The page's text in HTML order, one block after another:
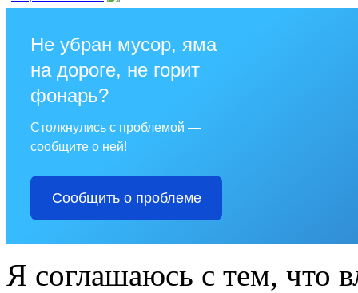
Не убран мусор, яма
на дороге, не горит
фонарь?
Столкнулись с проблемой —
сообщите о ней!
Сообщить о проблеме
Я соглашаюсь с тем, что